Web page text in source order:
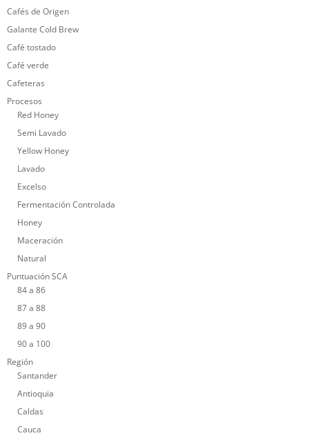
Cafés de Origen
Galante Cold Brew
Café tostado
Café verde
Cafeteras
Procesos
Red Honey
Semi Lavado
Yellow Honey
Lavado
Excelso
Fermentación Controlada
Honey
Maceración
Natural
Puntuación SCA
84 a 86
87 a 88
89 a 90
90 a 100
Región
Santander
Antioquia
Caldas
Cauca